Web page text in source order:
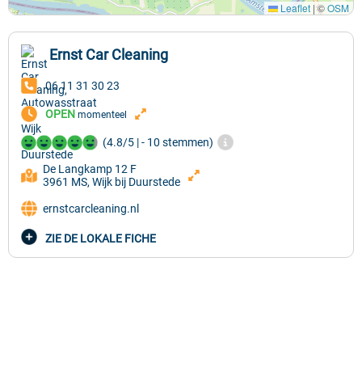
Leaflet |©OSM
Ernst Car Cleaning
06 11 31 30 23
OPEN momenteel
(4.8/5 | - 10 stemmen)
De Langkamp 12 F
3961 MS, Wijk bij Duurstede
ernstcarcleaning.nl
ZIE DE LOKALE FICHE